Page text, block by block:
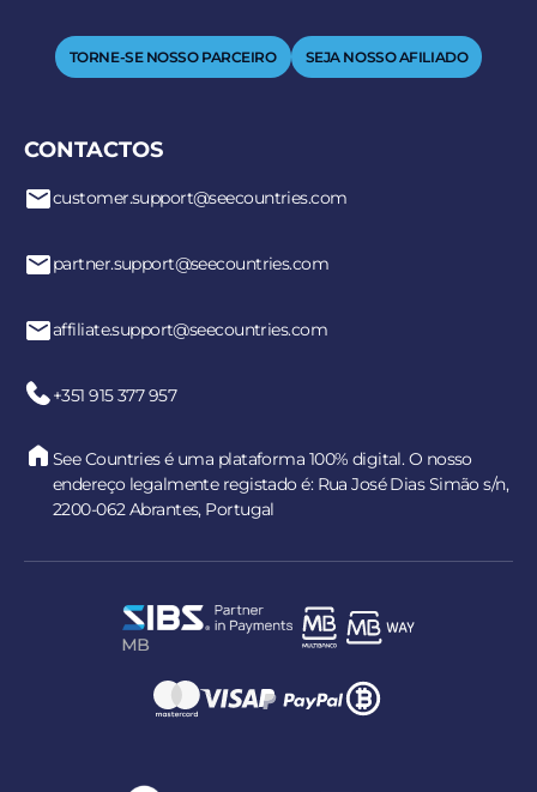
TORNE-SE NOSSO PARCEIRO SEJA NOSSO AFILIADO
CONTACTOS
customer.support@seecountries.com
partner.support@seecountries.com
affiliate.support@seecountries.com
+351 915 377 957
See Countries é uma plataforma 100% digital. O nosso
endereço legalmente registado é: Rua José Dias Simão s/n,
2200-062 Abrantes, Portugal